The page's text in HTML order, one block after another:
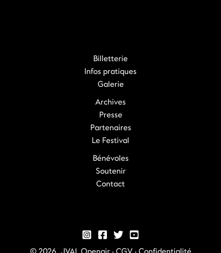
Billetterie
Infos pratiques
Galerie
Archives
Presse
Partenaires
Le Festival
Bénévoles
Soutenir
Contact